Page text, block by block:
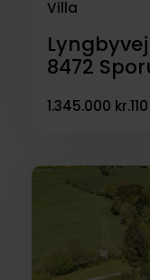
Villa
8472
1.345.000 kr.